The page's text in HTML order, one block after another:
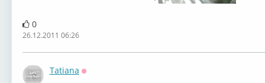
0
26.12.2011 06:26
Tatiana